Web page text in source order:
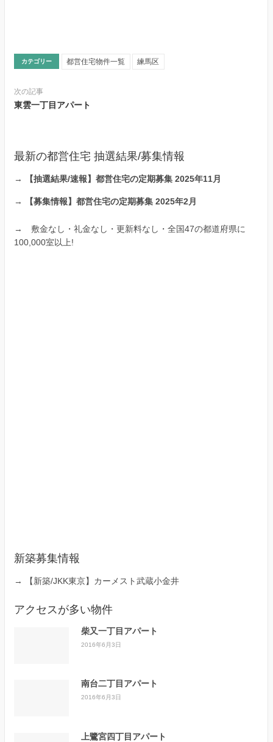
カテゴリー 都営住宅物件一覧 練馬区
次の記事
東雲一丁目アパート
最新の都営住宅 抽選結果/募集情報
→ 【抽選結果/速報】都営住宅の定期募集 2025年11月
→ 【募集情報】都営住宅の定期募集 2025年2月
→ 敷金なし・礼金なし・更新料なし・全国47の都道府県に
100,000室以上!
新築募集情報
→ 【新築/JKK東京】カーメスト武蔵小金井
アクセスが多い物件
柴又一丁目アパート
2016年6月3日
南台二丁目アパート
2016年6月3日
上鷺宮四丁目アパート